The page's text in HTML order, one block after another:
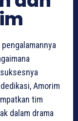
Amorim
tim
dalam drama